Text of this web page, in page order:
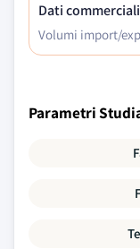
Dati commerciali
Volumi import/
Parametri